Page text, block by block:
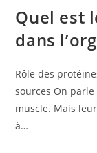
Quel est
dans
Rôle des
sources On
muscle. Mais
à…